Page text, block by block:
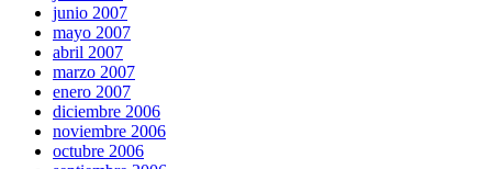
junio 2007
mayo 2007
abril 2007
marzo 2007
enero 2007
diciembre 2006
noviembre 2006
octubre 2006